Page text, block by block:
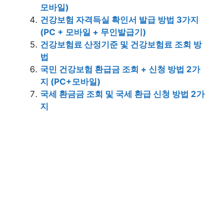
모바일)
건강보험 자격득실 확인서 발급 방법 3가지
(PC + 모바일 + 무인발급기)
건강보험료 산정기준 및 건강보험료 조회 방
법
국민 건강보험 환급금 조회 + 신청 방법 2가
지 (PC+모바일)
국세 환금금 조회 및 국세 환급 신청 방법 2가
지